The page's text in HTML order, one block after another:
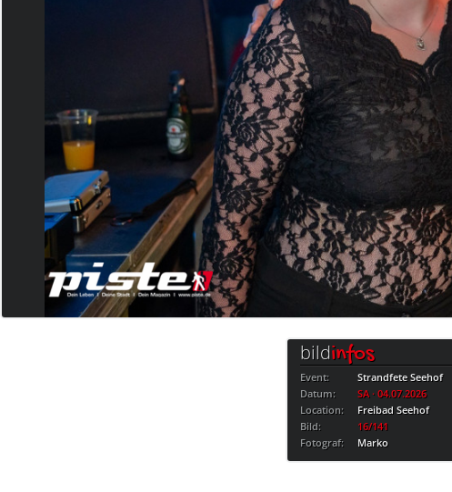
bildinfos
Event:
Strandfete Seehof
Datum:
SA · 04.07.2026
Location:
Freibad Seehof
Bild:
16/141
Fotograf:
Marko